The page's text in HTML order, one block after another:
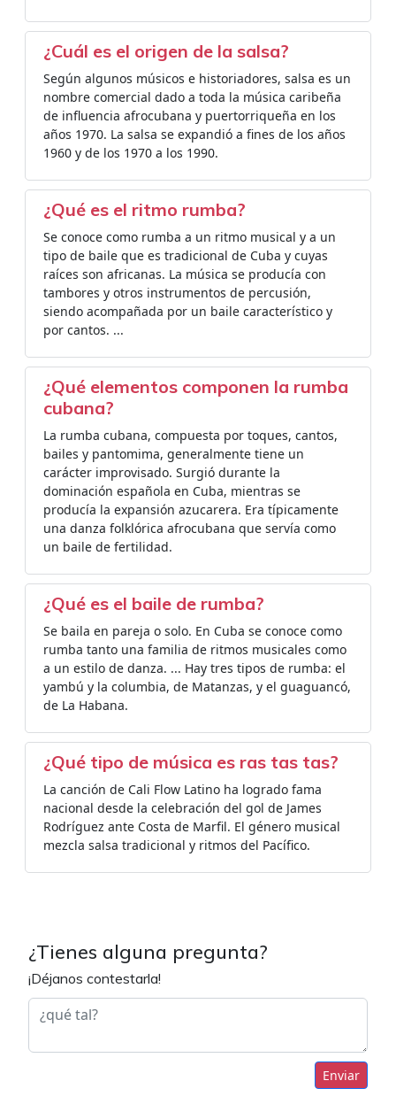
¿Cuál es el origen de la salsa?
Según algunos músicos e historiadores, salsa es un
nombre comercial dado a toda la música caribeña
de influencia afrocubana y puertorriqueña en los
años 1970. La salsa se expandió a fines de los años
1960 y de los 1970 a los 1990.
¿Qué es el ritmo rumba?
Se conoce como rumba a un ritmo musical y a un
tipo de baile que es tradicional de Cuba y cuyas
raíces son africanas. La música se producía con
tambores y otros instrumentos de percusión,
siendo acompañada por un baile característico y
por cantos. ...
¿Qué elementos componen la rumba
cubana?
La rumba cubana, compuesta por toques, cantos,
bailes y pantomima, generalmente tiene un
carácter improvisado. Surgió durante la
dominación española en Cuba, mientras se
producía la expansión azucarera. Era típicamente
una danza folklórica afrocubana que servía como
un baile de fertilidad.
¿Qué es el baile de rumba?
Se baila en pareja o solo. En Cuba se conoce como
rumba tanto una familia de ritmos musicales como
a un estilo de danza. ... Hay tres tipos de rumba: el
yambú y la columbia, de Matanzas, y el guaguancó,
de La Habana.
¿Qué tipo de música es ras tas tas?
La canción de Cali Flow Latino ha logrado fama
nacional desde la celebración del gol de James
Rodríguez ante Costa de Marfil. El género musical
mezcla salsa tradicional y ritmos del Pacífico.
¿Tienes alguna pregunta?
¡Déjanos contestarla!
Enviar